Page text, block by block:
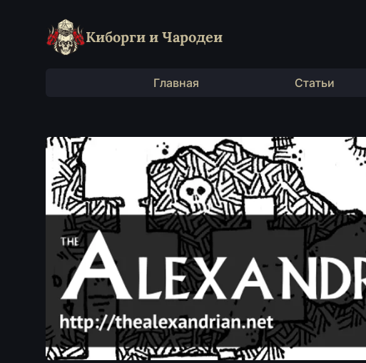
Киборги и Чародеи
Главная Статьи